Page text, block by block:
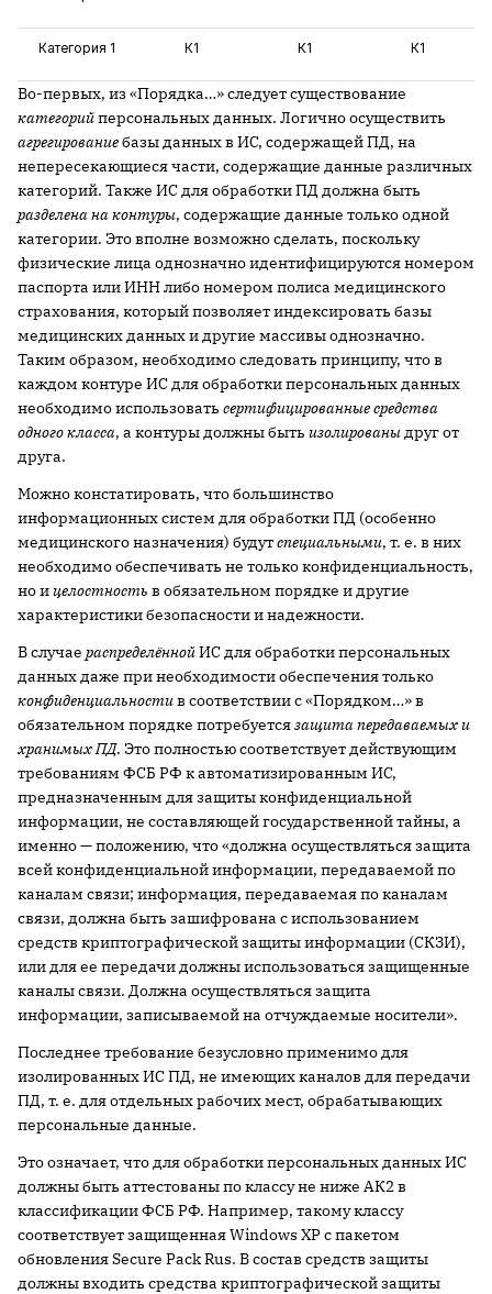
Категория 1 К1 К1 К1
Во-первых, из «Порядка…» следует существование
категорийперсональных данных. Логично осуществить
агрегированиебазы данных в ИС, содержащей ПД, на
непересекающиеся части, содержащие данные различных
категорий. Также ИС для обработки ПД должна быть
разделена на контуры, содержащие данные только одной
категории. Это вполне возможно сделать, поскольку
физические лица однозначно идентифицируются номером
паспорта или ИНН либо номером полиса медицинского
страхования, который позволяет индексировать базы
медицинских данных и другие массивы однозначно.
Таким образом, необходимо следовать принципу, что в
каждом контуре ИС для обработки персональных данных
необходимо использовать сертифицированные средства
одного класса, а контуры должны быть изолированыдруг от
друга.
Можно констатировать, что большинство
информационных систем для обработки ПД (особенно
медицинского назначения) будутспециальными, т. е. в них
необходимо обеспечивать не только конфиденциальность,
но ицелостность в обязательном порядке и другие
характеристики безопасности и надежности.
В случае распределённойИС для обработки персональных
данных даже при необходимости обеспечения только
конфиденциальностив соответствии с «Порядком…» в
обязательном порядке потребуетсязащита передаваемых и
хранимых ПД. Это полностью соответствует действующим
требованиям ФСБ РФ к автоматизированным ИС,
предназначенным для защиты конфиденциальной
информации, не составляющей государственной тайны, а
именно — положению, что «должна осуществляться защита
всей конфиденциальной информации, передаваемой по
каналам связи; информация, передаваемая по каналам
связи, должна быть зашифрована с использованием
средств криптографической защиты информации (СКЗИ),
или для ее передачи должны использоваться защищенные
каналы связи. Должна осуществляться защита
информации, записываемой на отчуждаемые носители».
Последнее требование безусловно применимо для
изолированных ИС ПД, не имеющих каналов для передачи
ПД, т. е. для отдельных рабочих мест, обрабатывающих
персональные данные.
Это означает, что для обработки персональных данных ИС
должны быть аттестованы по классу не ниже АК2 в
классификации ФСБ РФ. Например, такому классу
соответствует защищенная Windows XP c пакетом
обновления Secure Pack Rus. В состав средств защиты
должны входить средства криптографической защиты